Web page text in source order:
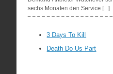
sechs Monaten den Service [...]
3 Days To Kill
Death Do Us Part